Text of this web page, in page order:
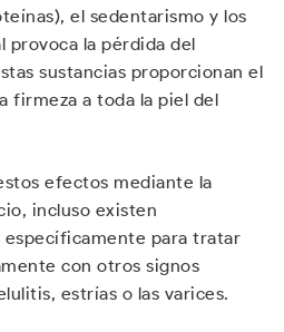
el sedentarismo y los
provoca la pérdida del
sustancias proporcionan el
firmeza a toda la piel del
efectos mediante la
incluso existen
para tratar
con otros signos
estrías o las varices.